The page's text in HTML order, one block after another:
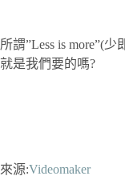
所謂”Less is more”(
就是我們要的嗎?
來源:Videomaker